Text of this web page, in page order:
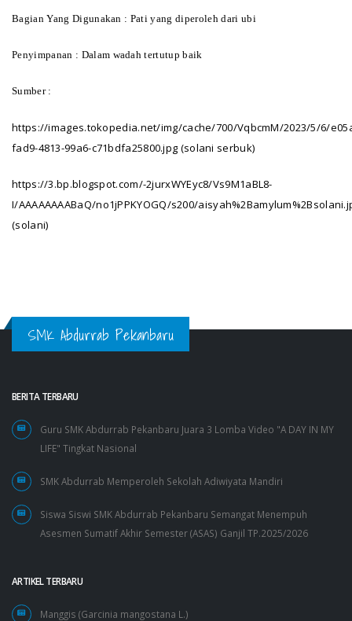
Bagian Yang Digunakan : Pati yang diperoleh dari ubi
Penyimpanan : Dalam wadah tertutup baik
Sumber :
https://images.tokopedia.net/img/cache/700/VqbcmM/2023/5/6/
fad9-4813-99a6-c71bdfa25800.jpg (solani serbuk)
https://3.bp.blogspot.com/-2jurxWYEyc8/Vs9M1aBL8-
I/AAAAAAAABaQ/no1jPPKYOGQ/s200/
(solani)
SMK Abdurrab Pekanbaru
BERITA TERBARU
Guru SMK Abdurrab Pekanbaru Juara 3 Lomba Video "A DAY IN MY
LIFE" Tingkat Nasional
SMK Abdurrab Memperoleh Sekolah Adiwiyata Mandiri
Siswa Siswi SMK Abdurrab Pekanbaru Semangat Menempuh
Asesmen Sumatif Akhir Semester (ASAS) Ganjil TP.2025/2026
ARTIKEL TERBARU
Manggis (Garcinia mangostana L.)